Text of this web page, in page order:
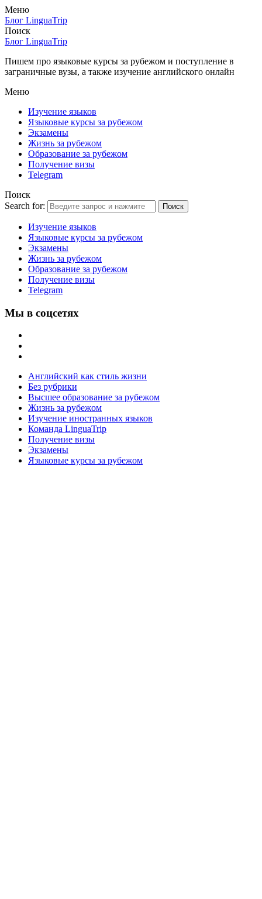
Меню
Блог LinguaTrip
Поиск
Блог LinguaTrip
Пишем про языковые курсы за рубежом и поступление в
заграничные вузы, а также изучение английского онлайн
Меню
Изучение языков
Языковые курсы за рубежом
Экзамены
Жизнь за рубежом
Образование за рубежом
Получение визы
Telegram
Поиск
Search for:
Поиск
Изучение языков
Языковые курсы за рубежом
Экзамены
Жизнь за рубежом
Образование за рубежом
Получение визы
Telegram
Мы в соцсетях
Английский как стиль жизни
Без рубрики
Высшее образование за рубежом
Жизнь за рубежом
Изучение иностранных языков
Команда LinguaTrip
Получение визы
Экзамены
Языковые курсы за рубежом